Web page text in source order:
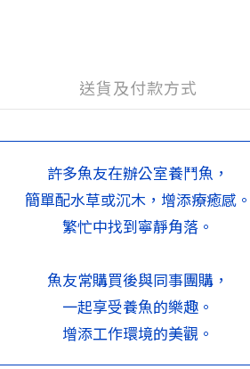
送貨及付款方式
許多魚友在辦公室養鬥魚，
簡單配水草或沉木，增添療癒感。
繁忙中找到寧靜角落。
魚友常購買後與同事團購，
一起享受養魚的樂趣。
增添工作環境的美觀。